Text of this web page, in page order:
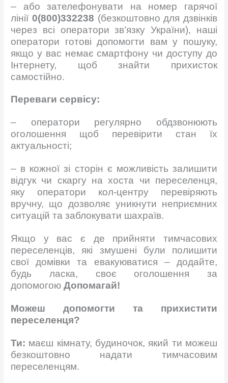
– або зателефонувати на номер гарячої
лінії 0(800)332238 (безкоштовно для дзвінків
через всі оператори зв’язку України), наші
оператори готові допомогти вам у пошуку,
якщо у вас немає смартфону чи доступу до
Інтернету, щоб знайти прихисток
самостійно.
Переваги сервісу:
– оператори регулярно обдзвонюють
оголошення щоб перевірити стан їх
актуальності;
– в кожної зі сторін є можливість залишити
відгук чи скаргу на хоста чи переселенця,
яку оператори кол-центру перевіряють
вручну, що дозволяє уникнути неприємних
ситуацій та заблокувати шахраїв.
Якщо у вас є де прийняти тимчасових
переселенців, які змушені були полишити
свої домівки та евакуюватися – додайте,
будь ласка, своє оголошення за
допомогоюДопомагай!
Можеш допомогти та прихистити
переселенця?
Ти: маєш кімнату, будиночок, який ти можеш
безкоштовно надати тимчасовим
переселенцям.